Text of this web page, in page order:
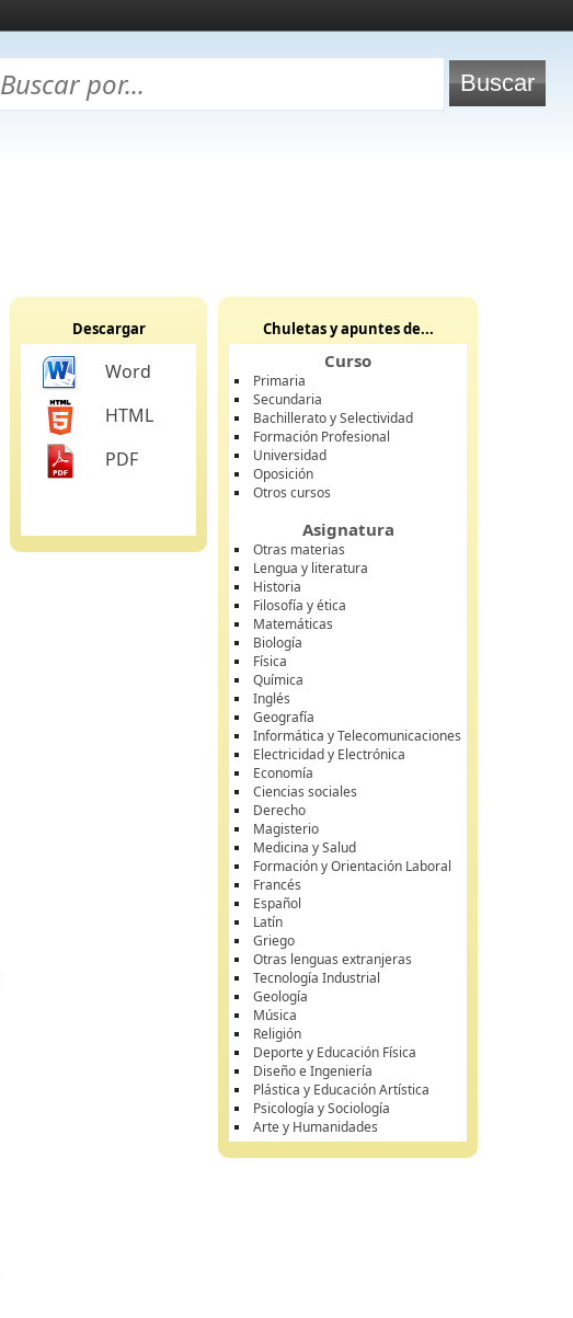
Descargar
Word
HTML
PDF
Chuletas y apuntes de...
Curso
Primaria
Secundaria
Bachillerato y Selectividad
Formación Profesional
Universidad
Oposición
Otros cursos
Asignatura
Otras materias
Lengua y literatura
Historia
Filosofía y ética
Matemáticas
Biología
Física
Química
Inglés
Geografía
Informática y Telecomunicaciones
Electricidad y Electrónica
Economía
Ciencias sociales
Derecho
Magisterio
Medicina y Salud
Formación y Orientación Laboral
Francés
Español
Latín
Griego
Otras lenguas extranjeras
Tecnología Industrial
Geología
Música
Religión
Deporte y Educación Física
Diseño e Ingeniería
Plástica y Educación Artística
Psicología y Sociología
Arte y Humanidades